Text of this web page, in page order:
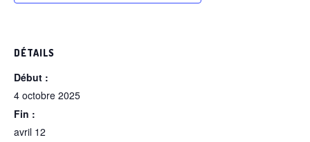
DÉTAILS
Début :
4 octobre 2025
Fin :
avril 12